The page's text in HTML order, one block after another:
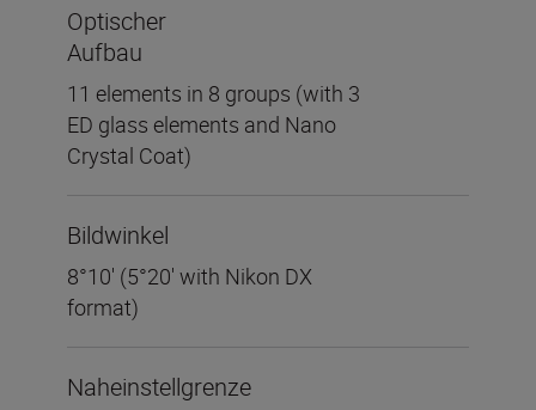
Optischer
Aufbau
11 elements in 8 groups (with 3
ED glass elements and Nano
Crystal Coat)
Bildwinkel
8°10' (5°20' with Nikon DX
format)
Naheinstellgrenze